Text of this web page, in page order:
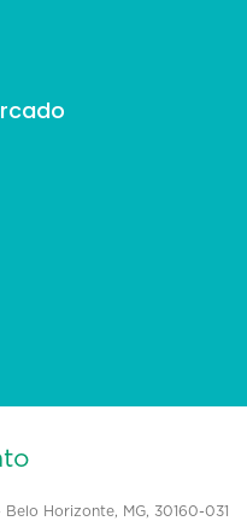
Horizonte, MG, 30160-031